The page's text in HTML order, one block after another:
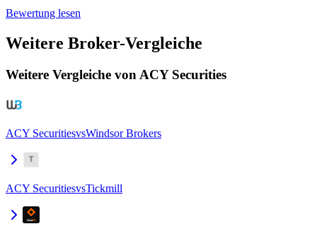
Bewertung lesen
Weitere Broker-Vergleiche
Weitere Vergleiche von ACY Securities
ACY SecuritiesvsWindsor Brokers
ACY SecuritiesvsTickmill